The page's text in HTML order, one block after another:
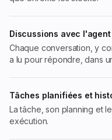
Discussions avec l'agent
Chaque conversation, y
a lu pour répondre, dans
Tâches planifiées et
La tâche, son planning et
exécution.